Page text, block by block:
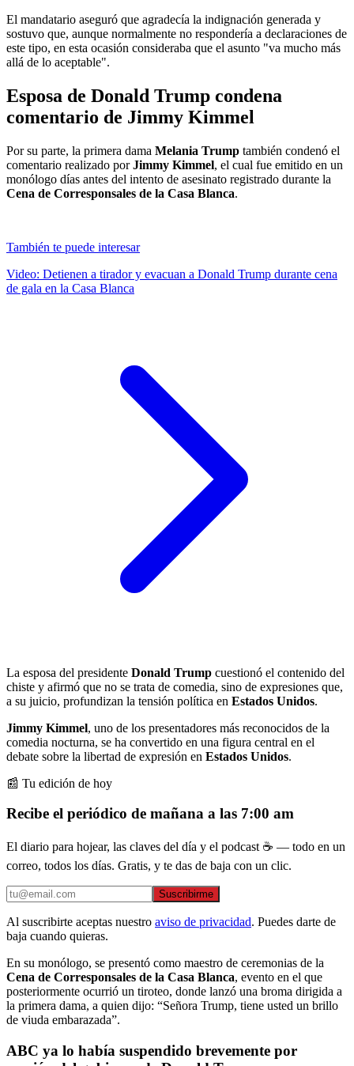
El mandatario aseguró que agradecía la indignación generada y
sostuvo que, aunque normalmente no respondería a declaraciones de
este tipo, en esta ocasión consideraba que el asunto "va mucho más
allá de lo aceptable".
Esposa de Donald Trump condena
comentario de Jimmy Kimmel
Por su parte, la primera dama Melania Trump también condenó el
comentario realizado porJimmy Kimmel, el cual fue emitido en un
monólogo días antes del intento de asesinato registrado durante la
Cena de Corresponsales de la Casa Blanca.
También te puede interesar
Video: Detienen a tirador y evacuan a Donald Trump durante cena
de gala en la Casa Blanca
La esposa del presidente Donald Trump cuestionó el contenido del
chiste y afirmó que no se trata de comedia, sino de expresiones que,
a su juicio, profundizan la tensión política en Estados Unidos.
Jimmy Kimmel, uno de los presentadores más reconocidos de la
comedia nocturna, se ha convertido en una figura central en el
debate sobre la libertad de expresión en Estados Unidos.
📰 Tu edición de hoy
Recibe el periódico de mañana a las 7:00 am
El diario para hojear, las claves del día y el podcast ☕ — todo en un
correo, todos los días. Gratis, y te das de baja con un clic.
Suscribirme
Al suscribirte aceptas nuestro aviso de privacidad. Puedes darte de
baja cuando quieras.
En su monólogo, se presentó como maestro de ceremonias de la
Cena de Corresponsales de la Casa Blanca, evento en el que
posteriormente ocurrió un tiroteo, donde lanzó una broma dirigida a
la primera dama, a quien dijo: “Señora Trump, tiene usted un brillo
de viuda embarazada”.
ABC ya lo había suspendido brevemente por